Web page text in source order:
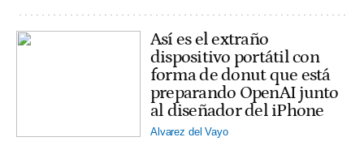
Así es el extraño
dispositivo portátil con
forma de donut que está
preparando OpenAI junto
al diseñador del iPhone
Alvarez del Vayo